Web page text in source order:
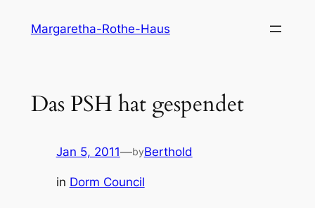
Margaretha-Rothe-Haus
Das PSH hat gespendet
Jan 5, 2011—byBerthold
in Dorm Council